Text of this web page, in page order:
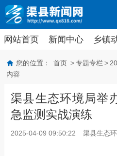
网站首页 新闻中心 乡镇
您的位置： 首页 > 专题专栏 >
内容
渠县生态环境局举
急监测实战演练
2025-04-09 09:50:22 渠县生态